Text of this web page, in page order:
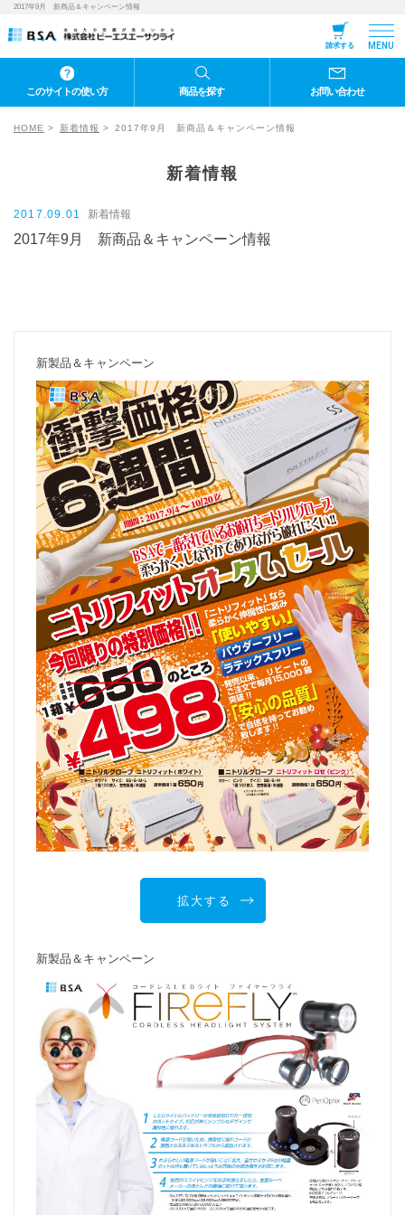
2017年9月 新商品＆キャンペーン情報
請求する MENU
このサイトの使い方 商品を探す お問い合わせ
HOME 新着情報 2017年9月 新商品＆キャンペーン情報
新着情報
2017.09.01 新着情報
2017年9月 新商品＆キャンペーン情報
新製品＆キャンペーン
拡大する
新製品＆キャンペーン